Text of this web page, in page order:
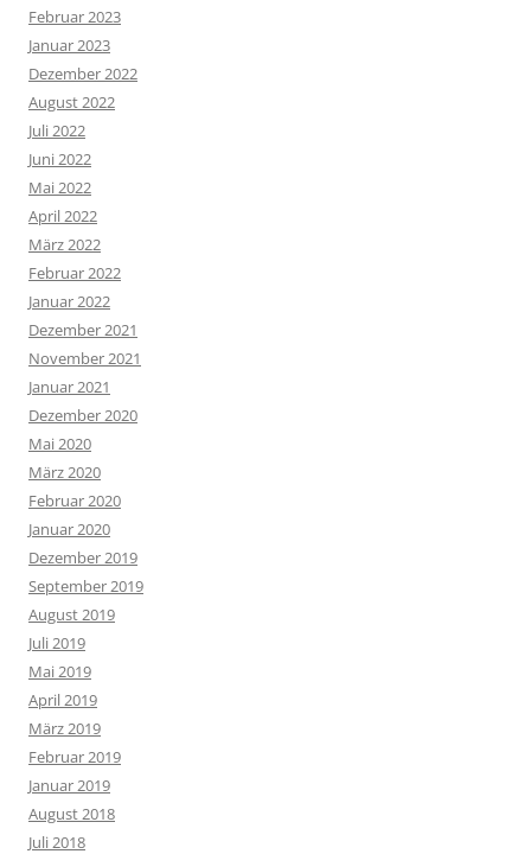
Februar 2023
Januar 2023
Dezember 2022
August 2022
Juli 2022
Juni 2022
Mai 2022
April 2022
März 2022
Februar 2022
Januar 2022
Dezember 2021
November 2021
Januar 2021
Dezember 2020
Mai 2020
März 2020
Februar 2020
Januar 2020
Dezember 2019
September 2019
August 2019
Juli 2019
Mai 2019
April 2019
März 2019
Februar 2019
Januar 2019
August 2018
Juli 2018